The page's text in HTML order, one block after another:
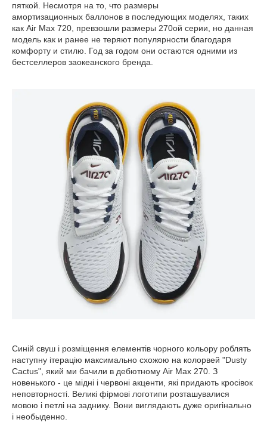
пяткой. Несмотря на то, что размеры
амортизационных баллонов в последующих моделях, таких
как Air Max 720, превзошли размеры 270ой серии, но данная
модель как и ранее не теряют популярности благодаря
комфорту и стилю. Год за годом они остаются одними из
бестселлеров заокеанского бренда.
Синій свуш і розміщення елементів чорного кольору роблять
наступну ітерацію максимально схожою на колорвей "Dusty
Cactus", який ми бачили в дебютному Air Max 270. З
новенького - це мідні і червоні акценти, які придають кросівок
неповторності. Великі фірмові логотипи розташувалися
мовою і петлі на заднику. Вони виглядають дуже оригінально
і необыденно.